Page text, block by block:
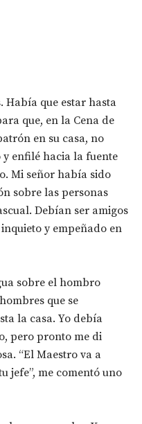
que estar hasta
que, en la Cena de
en su casa, no
enfilé hacia la fuente
Mi señor había sido
sobre las personas
Debían ser amigos
y empeñado en
sobre el hombro
que se
la casa. Yo debía
pero pronto me di
“El Maestro va a
jefe”, me comentó uno